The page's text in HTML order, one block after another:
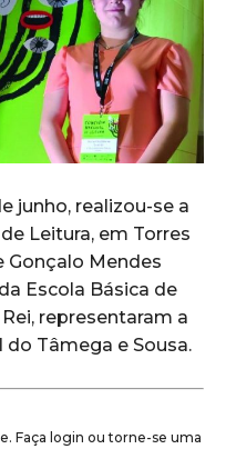
junho, realizou-se a
Leitura, em Torres
Gonçalo Mendes
Escola Básica de
representaram a
Tâmega e Sousa.
Faça login ou torne-se uma